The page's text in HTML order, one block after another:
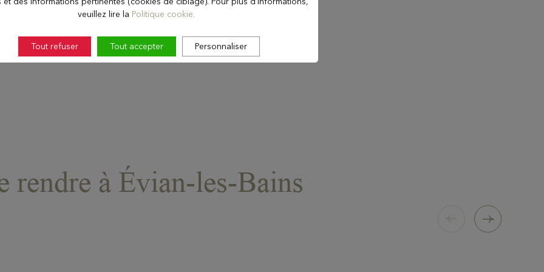
rendre à Évian-les-Bains
veuillez lire la Politique cookie.
Tout refuser Tout accepter Personnaliser